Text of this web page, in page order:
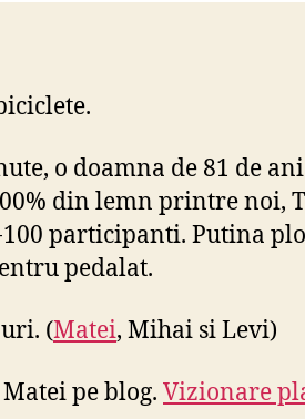
o doamna de 81 de ani
din lemn printre noi,
participanti. Putina
pedalat.
(Matei, Mihai si Levi)
pe blog. Vizionare